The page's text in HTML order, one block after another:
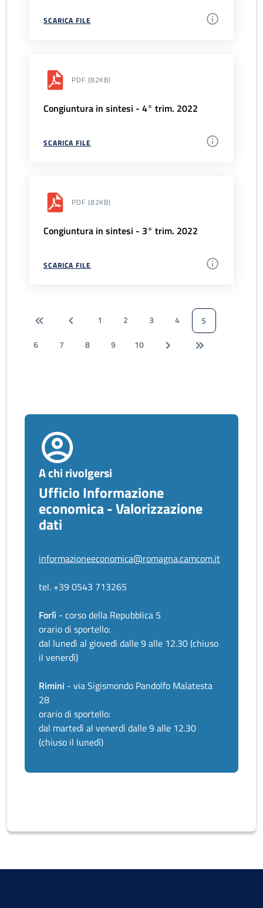
SCARICA FILE
PDF (82KB)
Congiuntura in sintesi - 4° trim. 2022
SCARICA FILE
PDF (82KB)
Congiuntura in sintesi - 3° trim. 2022
SCARICA FILE
1 2 3 4
5
6
7 8 9 10
A chi rivolgersi
Ufficio Informazione
economica - Valorizzazione
dati
informazioneeconomica@romagna.camcom.it
tel. +39 0543 713265
Forlì - corso della Repubblica 5
orario di sportello:
dal lunedì al giovedì dalle 9 alle 12.30 (chiuso
il venerdì)
Rimini - via Sigismondo Pandolfo Malatesta
28
orario di sportello:
dal martedì al venerdì dalle 9 alle 12.30
(chiuso il lunedì)